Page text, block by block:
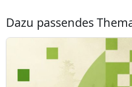
Dazu passendes